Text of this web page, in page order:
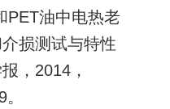
PET油中电热老
损测试与特性
，2014，